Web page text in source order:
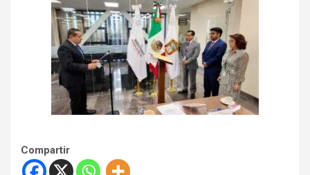
Compartir